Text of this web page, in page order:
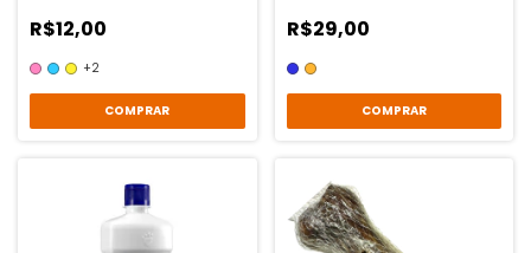
R$12,00
+2
COMPRAR
R$29,00
COMPRAR